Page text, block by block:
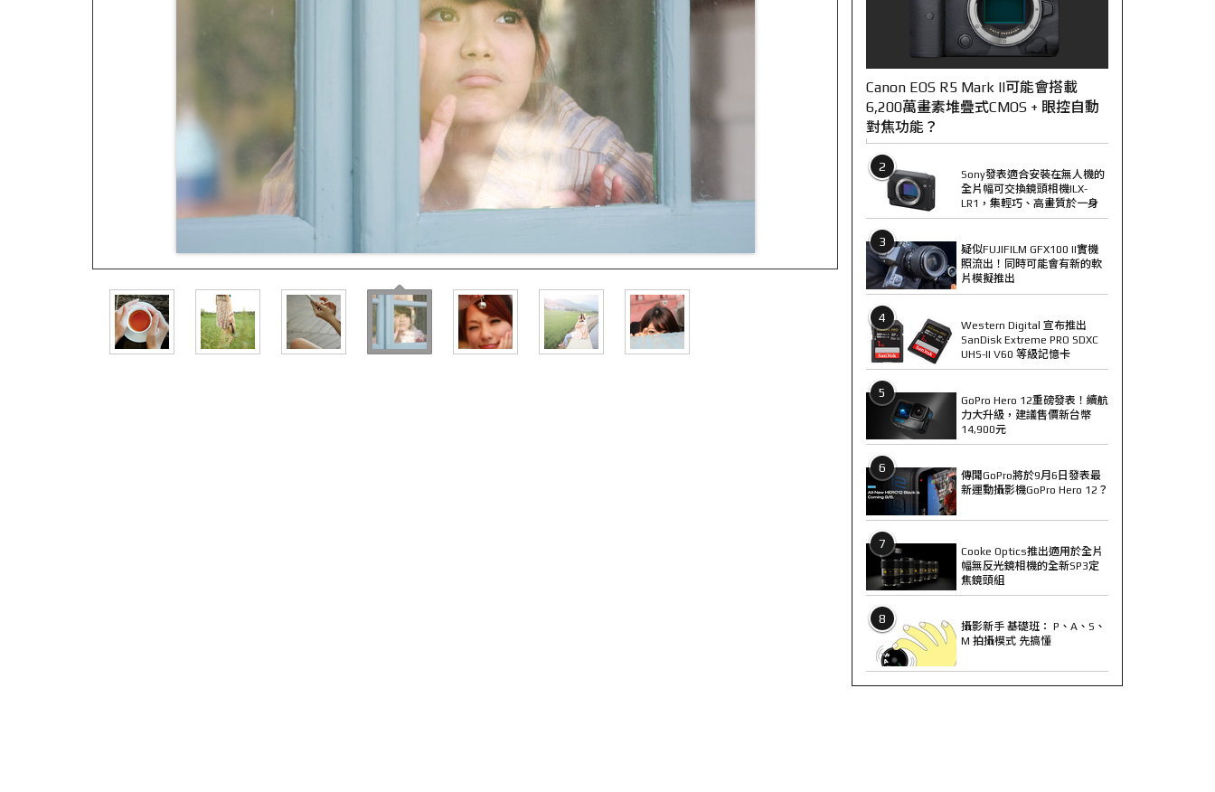
Canon EOS R5 Mark II可能會搭載
6,200萬畫素堆疊式CMOS + 眼控自動
對焦功能？
2
Sony發表適合安裝在無人機的
全片幅可交換鏡頭相機ILX-
LR1，集輕巧、高畫質於一身
3
疑似FUJIFILM GFX100 II實機
照流出！同時可能會有新的軟
片模擬推出
4
Western Digital 宣布推出
SanDisk Extreme PRO SDXC
UHS-II V60 等級記憶卡
5
GoPro Hero 12重磅發表！續航
力大升級，建議售價新台幣
14,900元
6
傳聞GoPro將於9月6日發表最
新運動攝影機GoPro Hero 12？
7
Cooke Optics推出適用於全片
幅無反光鏡相機的全新SP3定
焦鏡頭組
8
攝影新手 基礎班： P、A、S、
M 拍攝模式 先搞懂